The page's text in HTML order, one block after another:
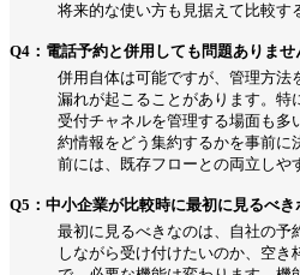
将来的な使い方も見据えて比較す
Q4：電話予約と併用しても問題ありませ
併用自体は可能ですが、管理方法
漏れが起こることがあります。特
受付チャネルを管理する場面も多
約情報をどう集約するかを事前に
前には、既存フローとの両立しや
Q5：中小企業が比較時に最初に見るべき
最初に見るべきなのは、自社の予
しながら受け付けたいのか、空